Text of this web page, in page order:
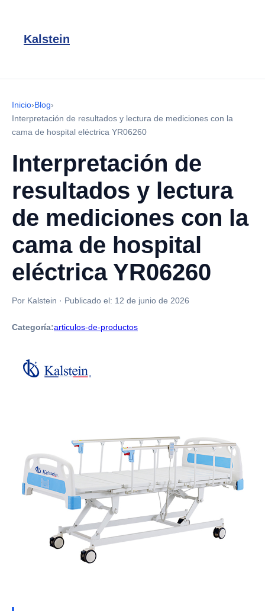
Kalstein
Inicio›Blog›
Interpretación de resultados y lectura de mediciones con la
cama de hospital eléctrica YR06260
Interpretación de
resultados y lectura
de mediciones con la
cama de hospital
eléctrica YR06260
Por Kalstein · Publicado el: 12 de junio de 2026
Categoría:articulos-de-productos